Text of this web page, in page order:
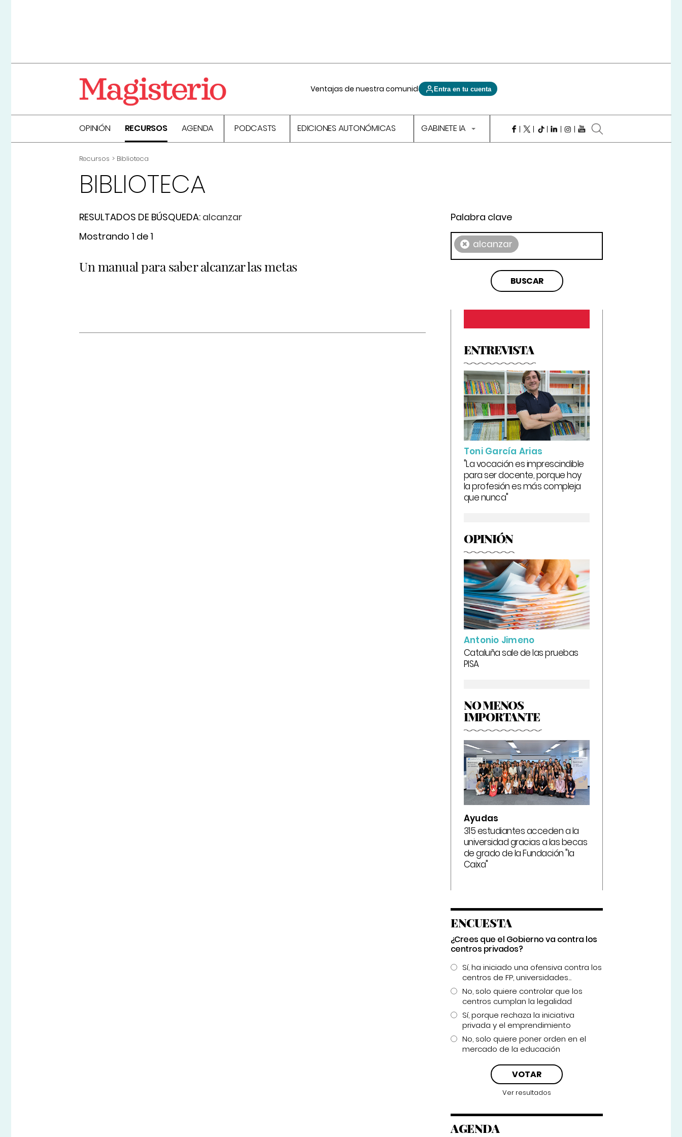
Ventajas de nuestra comunidad Entra en tu cuenta
OPINIÓN RECURSOS AGENDA PODCASTS EDICIONES AUTONÓMICAS GABINETE IA
Recursos Biblioteca
BIBLIOTECA
RESULTADOS DE BÚSQUEDA: alcanzar
Mostrando 1 de 1
Un manual para saber alcanzar las metas
Palabra clave
× alcanzar
ENTREVISTA
Toni García Arias
"La vocación es imprescindible
para ser docente, porque hoy
la profesión es más compleja
que nunca"
OPINIÓN
Antonio Jimeno
Cataluña sale de las pruebas
PISA
NO MENOS
IMPORTANTE
Ayudas
315 estudiantes acceden a la
universidad gracias a las becas
de grado de la Fundación "la
Caixa"
ENCUESTA
¿Crees que el Gobierno va contra los
centros privados?
Sí, ha iniciado una ofensiva contra los
centros de FP, universidades...
No, solo quiere controlar que los
centros cumplan la legalidad
Sí, porque rechaza la iniciativa
privada y el emprendimiento
No, solo quiere poner orden en el
mercado de la educación
Ver resultados
AGENDA